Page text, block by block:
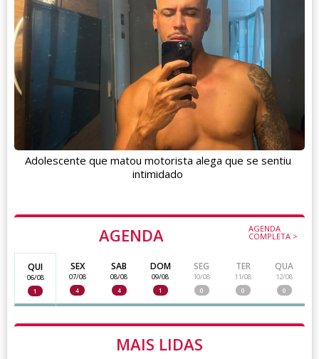
AGENDA AGENDA
COMPLETA >
QUI
06/08
1
SEX
07/08
4
SAB
08/08
4
DOM
09/08
1
SEG
10/08
0
TER
11/08
0
QUA
12/08
0
MAIS LIDAS
Adolescente que matou motorista alega que se sentiu
intimidado